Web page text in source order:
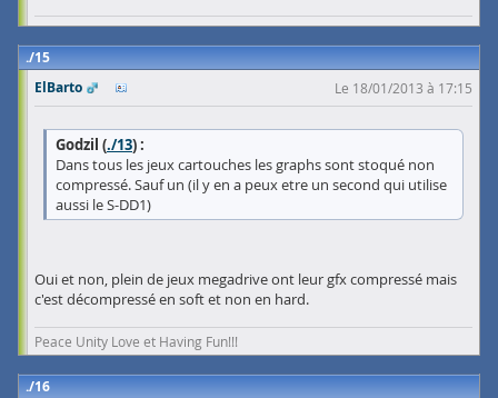
15
ElBarto
Le 18/01/2013 à 17:15
Godzil (./13) :
Dans tous les jeux cartouches les graphs sont stoqué non
compressé. Sauf un (il y en a peux etre un second qui utilise
aussi le S-DD1)
Oui et non, plein de jeux megadrive ont leur gfx compressé mais
c'est décompressé en soft et non en hard.
Peace Unity Love et Having Fun!!!
16